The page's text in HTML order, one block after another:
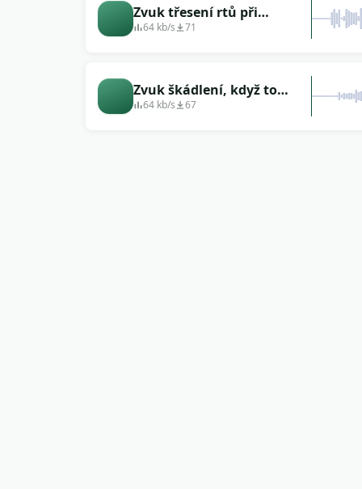
Zvuk třesení rtů při
foukání vzduchu
64 kb/s 71
Zvuk škádlení, když to
děláš rty
64 kb/s 67